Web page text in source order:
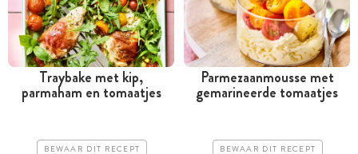
Traybake met kip,
parmaham en tomaatjes
BEWAAR DIT RECEPT
Parmezaanmousse met
gemarineerde tomaatjes
BEWAAR DIT RECEPT